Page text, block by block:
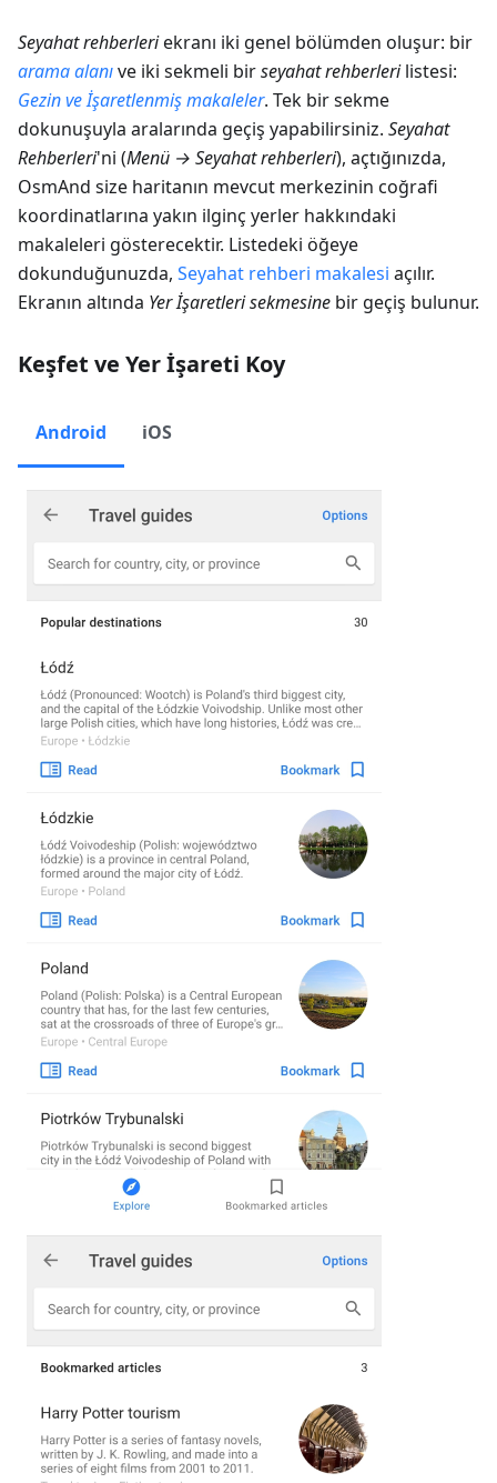
Seyahat rehberleriekranı iki genel bölümden oluşur: bir
arama alanıve iki sekmeli birseyahat rehberlerilistesi:
Gezinveİşaretlenmiş makaleler. Tek bir sekme
dokunuşuyla aralarında geçiş yapabilirsiniz. Seyahat
Rehberleri'ni (Menü → Seyahat rehberleri), açtığınızda,
OsmAnd size haritanın mevcut merkezinin coğrafi
koordinatlarına yakın ilginç yerler hakkındaki
makaleleri gösterecektir. Listedeki öğeye
dokunduğunuzda, Seyahat rehberi makalesi açılır.
Ekranın altında Yer İşaretleri sekmesine bir geçiş bulunur.
Keşfet ve Yer İşareti Koy
Android iOS